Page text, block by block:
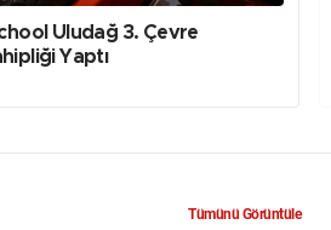
Uludağ 3. Çevre
Yaptı
Tümünü Görüntüle